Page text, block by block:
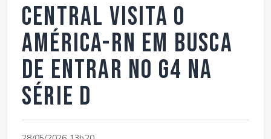
Central visita o
América-RN em busca
de entrar no G4 na
Série D